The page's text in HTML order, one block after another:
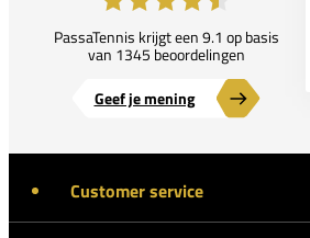
PassaTennis krijgt een 9.1 op basis
van 1345 beoordelingen
Geef je mening
Customer service